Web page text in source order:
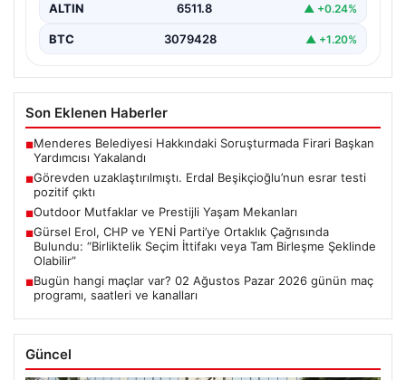
ALTIN 6511.8 ▲ +0.24%
BTC 3079428 ▲ +1.20%
Son Eklenen Haberler
■Menderes Belediyesi Hakkındaki Soruşturmada Firari Başkan
Yardımcısı Yakalandı
■Görevden uzaklaştırılmıştı. Erdal Beşikçioğlu’nun esrar testi
pozitif çıktı
■Outdoor Mutfaklar ve Prestijli Yaşam Mekanları
■Gürsel Erol, CHP ve YENİ Parti’ye Ortaklık Çağrısında
Bulundu: “Birliktelik Seçim İttifakı veya Tam Birleşme Şeklinde
Olabilir”
■Bugün hangi maçlar var? 02 Ağustos Pazar 2026 günün maç
programı, saatleri ve kanalları
Güncel